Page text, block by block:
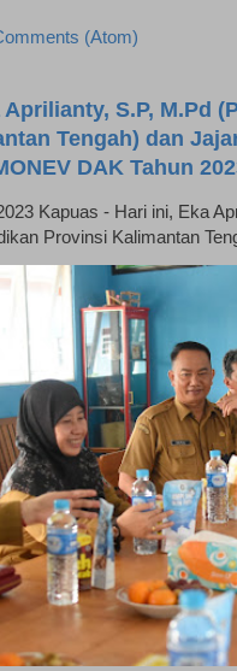
(Atom)
S.P, M.Pd
Tengah) dan
DAK Tahun
Kapuas - Hari ini, Eka
Provinsi Kalimantan